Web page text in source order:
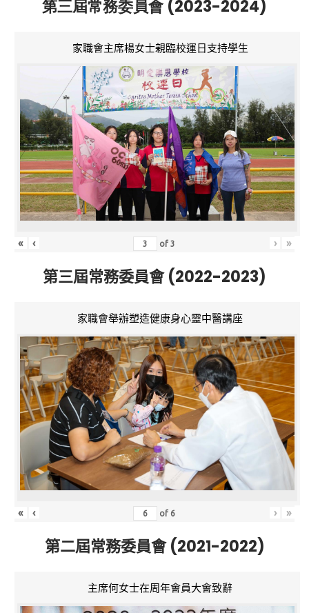
第三屆常務委員會 (2023-2024)
家職會主席楊女士親臨校運日支持學生
« ‹ of3 › »
第三屆常務委員會 (2022-2023)
家職會舉辦塑造健康身心靈中醫講座
« ‹ of 6 › »
第二屆常務委員會 (2021-2022)
主席何女士在周年會員大會致辭